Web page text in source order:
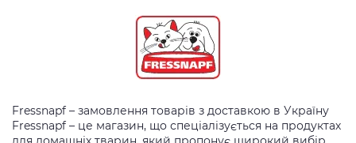
Fressnapf – замовлення товарів з доставкою в Україну
Fressnapf – це магазин, що спеціалізується на продуктах